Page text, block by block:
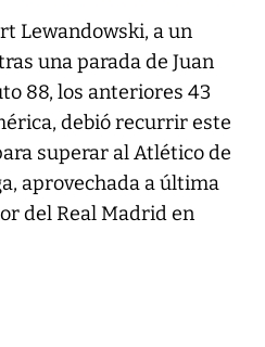
Lewandowski, a un
una parada de Juan
88, los anteriores 43
debió recurrir este
superar al Atlético de
aprovechada a última
del Real Madrid en